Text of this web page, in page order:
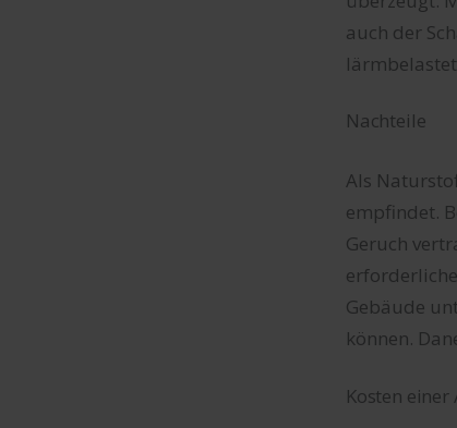
auch der
Nachteile
Als
empfindet.
Geruch
Gebäude
können.
Kosten